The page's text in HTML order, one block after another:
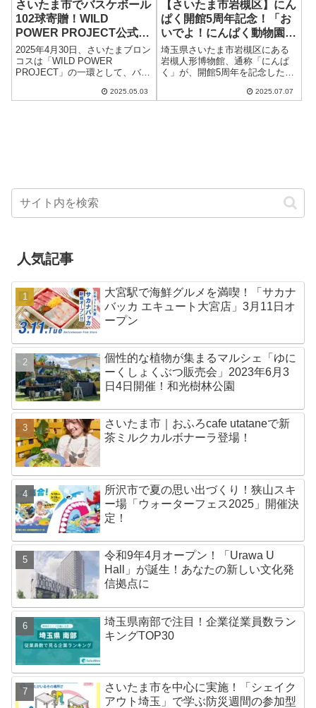
さいたま市でバスケボール
102球寄贈！WILD
POWER PROJECT公式実
施レポート
2025年4月30日、さいたまブロン
コスは「WILD POWER
PROJECT」の一環として、バス
教育委員会に寄贈しました。未
2025.05.03
【さいたま市岩槻区】にん
ぱく開館5周年記念！「お
いでよ！にんぱく動物園」
でかわいい動物人形に癒さ
れよう
埼玉県さいたま市岩槻区にある
岩槻人形博物館、通称「にんぱ
く」が、開館5周年を記念した特
動物園～かわいいどうぶつ大集
2025.07.07
人気記事
大宮駅で海鮮グルメを満喫！「サカナ
バッカ エキュート大宮店」3月11日オ
ープン
個性的な植物が集まるマルシェ「ゆに
ーくしょくぶつ販売会」2023年6月3
日4日開催！和光樹林公園
さいたま市｜おふろcafe utataneで新
茶ミルクカルボナーラ登場！
所沢市で夏の思い出づくり！狭山スキ
ー場「ウォーターフェス2025」開催決
定！
令和9年4月オープン！「Urawa U
Hall」が誕生！あなたの新しい文化発
信拠点に
埼玉県南部で注目！企業従業員数ラン
キングTOP30
さいたま市を中心に実施！「シェイク
アウト埼玉」で学ぶ防災週間の参加型